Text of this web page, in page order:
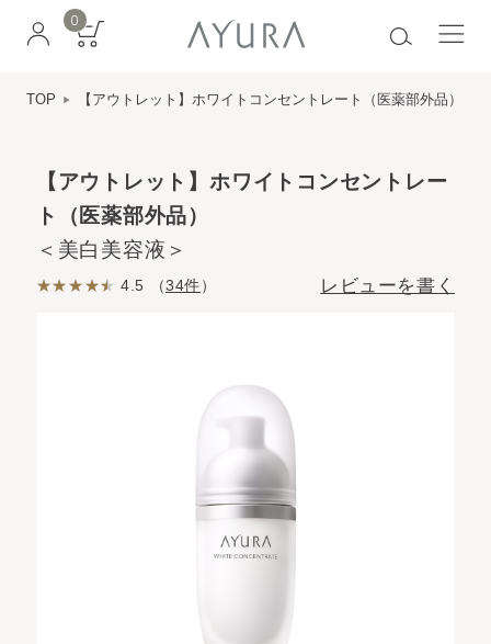
0
TOP 【アウトレット】ホワイトコンセントレート（医薬部外品）
【アウトレット】ホワイトコンセントレー
ト（医薬部外品）
＜美白美容液＞
4.5 （34件） レビューを書く